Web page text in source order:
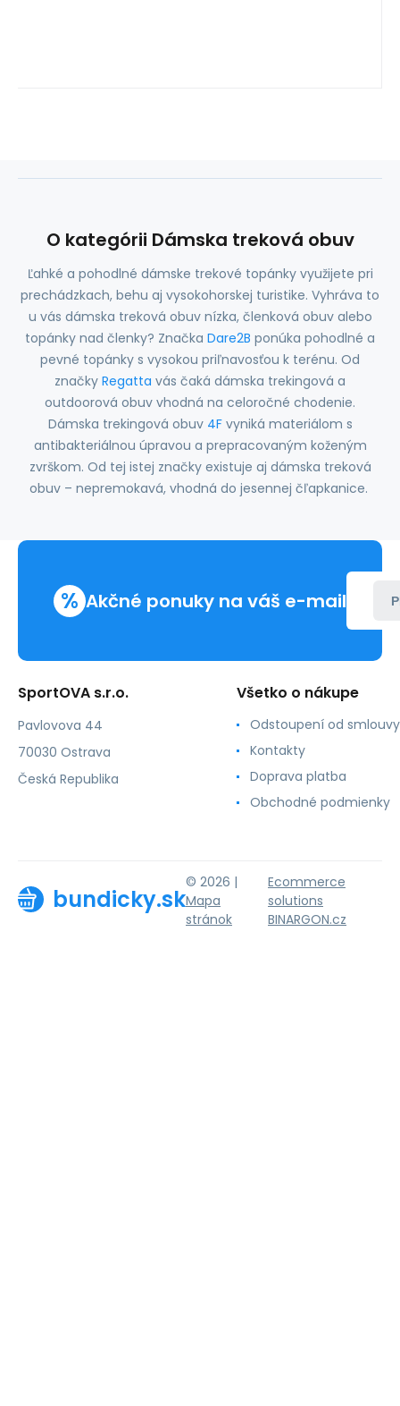
O kategórii Dámska treková obuv
Ľahké a pohodlné dámske trekové topánky využijete pri
prechádzkach, behu aj vysokohorskej turistike. Vyhráva to
u vás dámska treková obuv nízka, členková obuv alebo
topánky nad členky? Značka Dare2B ponúka pohodlné a
pevné topánky s vysokou priľnavosťou k terénu. Od
značky Regatta vás čaká dámska trekingová a
outdoorová obuv vhodná na celoročné chodenie.
Dámska trekingová obuv 4Fvyniká materiálom s
antibakteriálnou úpravou a prepracovaným koženým
zvrškom. Od tej istej značky existuje aj dámska treková
obuv – nepremokavá, vhodná do jesennej čľapkanice.
% Akčné ponuky na váš e-mail
SportOVA s.r.o.
Pavlovova 44
70030 Ostrava
Česká Republika
Všetko o nákupe
Odstoupení od smlouvy
Kontakty
Doprava platba
Obchodné podmienky
bundicky.sk
© 2026 |
Mapa
stránok
Ecommerce
solutions
BINARGON.cz